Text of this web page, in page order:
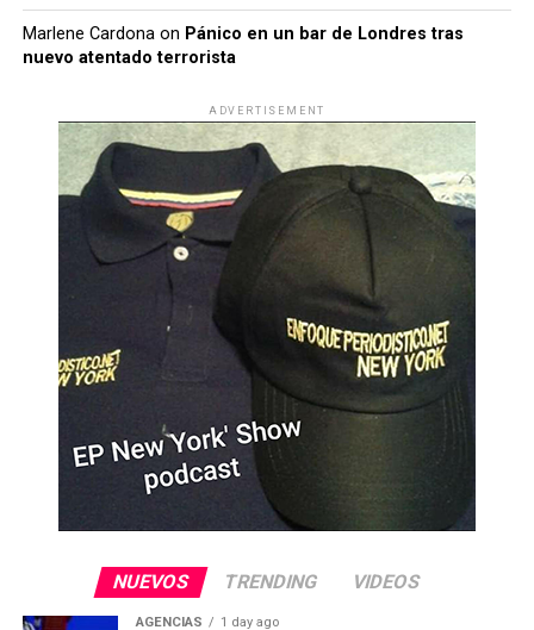
Marlene Cardonaon Pánico en un bar de Londres tras
nuevo atentado terrorista
ADVERTISEMENT
NUEVOS TRENDING VIDEOS
AGENCIAS 1 day ago